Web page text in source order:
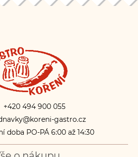
+420 494 900 055
gastro.cz
doba PO-PÁ 6:00 až 14:30